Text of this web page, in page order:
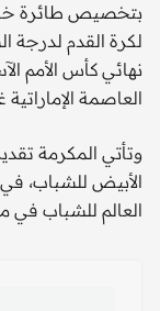
بتخصيص طائرة
لكرة القدم لدرجة
نهائي كأس الأمم
العاصمة
وتأتي المكرمة
الأبيض للشباب،
العالم للشباب في